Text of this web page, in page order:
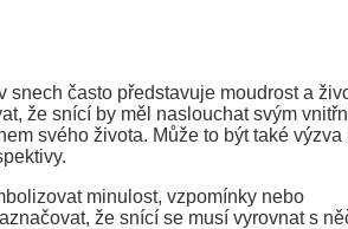
snech často představuje moudrost a
že snící by měl naslouchat svým
svého života. Může to být také výzva
minulost, vzpomínky nebo
že snící se musí vyrovnat s